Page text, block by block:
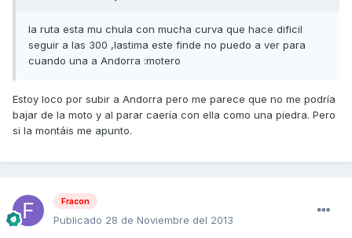
la ruta esta mu chula con mucha curva que hace dificil
seguir a las 300 ,lastima este finde no puedo a ver para
cuando una a Andorra :motero
Estoy loco por subir a Andorra pero me parece que no me podría
bajar de la moto y al parar caería con ella como una piedra. Pero
si la montáis me apunto.
Fracon
Publicado 28 de Noviembre del 2013